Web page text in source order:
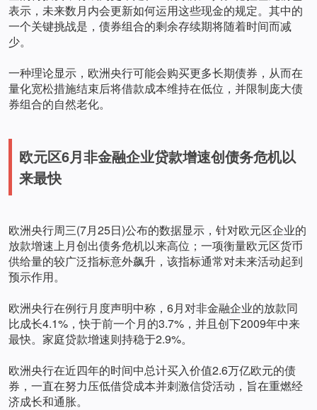
表示，未来数月内会更新如何运用这些现金的规定。其中的
一个关键挑战是，债券组合的剩余存续期将随着时间而减
少。
一种理论显示，欧洲央行可能会购买更多长期债券，从而在
量化宽松措施结束后将借款成本维持在低位，并限制庞大债
券组合的自然老化。
欧元区6月非金融企业贷款增速创债务危机以
来最快
欧洲央行周三(7月25日)公布的数据显示，针对欧元区企业的
放款增速上月创出债务危机以来高位；一项衡量欧元区货币
供给量的较广泛指标意外飙升，该指标通常对未来活动起到
预示作用。
欧洲央行在例行月度声明中称，6月对非金融企业的放款同
比成长4.1%，快于前一个月的3.7%，并且创下2009年中来
最快。家庭贷款增速则持稳于2.9%。
欧洲央行在近四年的时间中总计买入价值2.6万亿欧元的债
券，一直在努力压低借贷成本并刺激信贷活动，旨在重燃经
济成长和通胀。